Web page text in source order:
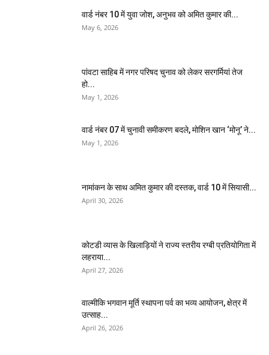
वार्ड नंबर 10 में युवा जोश, अनुभव को अमित कुमार की...
May 6, 2026
पांवटा साहिब में नगर परिषद चुनाव को लेकर सरगर्मियां तेज
हो...
May 1, 2026
वार्ड नंबर 07 में चुनावी समीकरण बदले, मोशिन खान ‘मोनू’ ने...
May 1, 2026
नामांकन के साथ अमित कुमार की दस्तक, वार्ड 10 में सियासी...
April 30, 2026
कोटडी व्यास के खिलाड़ियों ने राज्य स्तरीय रग्बी प्रतियोगिता में
लहराया...
April 27, 2026
वाल्मीकि भगवान मूर्ति स्थापना पर्व का भव्य आयोजन, क्षेत्र में
उत्साह...
April 26, 2026